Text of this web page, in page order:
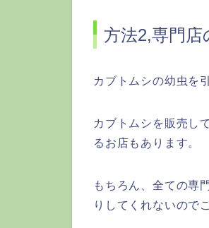
方法2,専門店
カブトムシの幼虫を
カブトムシを販売し
るお店もあります。
もちろん、全ての専
りしてくれないので